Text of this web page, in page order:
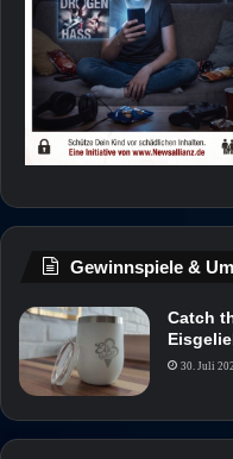
Gewinnspiele &
Catch
30. Juli